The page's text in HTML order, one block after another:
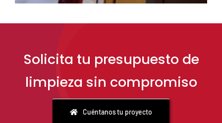
Solicita tu presupuesto de
limpieza sin compromiso
Cuéntanos tu proyecto